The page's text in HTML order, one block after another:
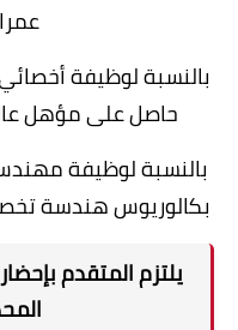
بالنسبة لوظيفة
حاصل على مؤهل
بالنسبة لوظيفة
بكالوريوس هندسة
يلتزم المتقدم